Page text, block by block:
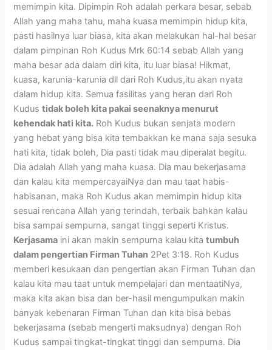
memimpin kita. Dipimpin Roh adalah perkara besar, sebab
Allah yang maha tahu, maha kuasa memimpin hidup kita,
pasti hasilnya luar biasa, kita akan melakukan hal-hal besar
dalam pimpinan Roh Kudus Mrk 60:14 sebab Allah yang
maha besar ada dalam diri kita, itu luar biasa! Hikmat,
kuasa, karunia-karunia dll dari Roh Kudus,itu akan nyata
dalam hidup kita. Semua fasilitas yang heran dari Roh
Kudustidak boleh kita pakai seenaknya menurut
kehendak hati kita. Roh Kudus bukan senjata modern
yang hebat yang bisa kita tembakkan ke mana saja sesuka
hati kita, tidak boleh, Dia pasti tidak mau diperalat begitu.
Dia adalah Allah yang maha kuasa. Dia mau bekerjasama
dan kalau kita mempercayaiNya dan mau taat habis-
habisanan, maka Roh Kudus akan memimpin hidup kita
sesuai rencana Allah yang terindah, terbaik bahkan kalau
bisa sampai sempurna, sangat tinggi seperti Kristus.
Kerjasama ini akan makin sempurna kalau kitatumbuh
dalam pengertian Firman Tuhan 2Pet 3:18. Roh Kudus
memberi kesukaan dan pengertian akan Firman Tuhan dan
kalau kita mau taat untuk mempelajari dan mentaatiNya,
maka kita akan bisa dan ber-hasil mengumpulkan makin
banyak kebenaran Firman Tuhan dan kita bisa bebas
bekerjasama (sebab mengerti maksudnya) dengan Roh
Kudus sampai tingkat-tingkat tinggi dan sempurna. Dia